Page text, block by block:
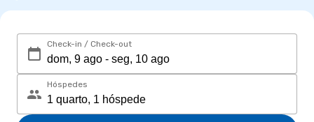
Check-in / Check-out
Hóspedes